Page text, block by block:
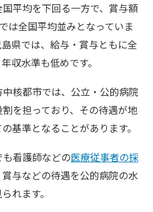
平均を下回る一方で、賞与額
は全国平均並みとなっていま
県では、給与・賞与ともに全
収水準も低めです。
核都市では、公立・公的病院
を担っており、その待遇が地
基準となることがあります。
看護師などの医療従事者の採
与などの待遇を公的病院の水
れます。